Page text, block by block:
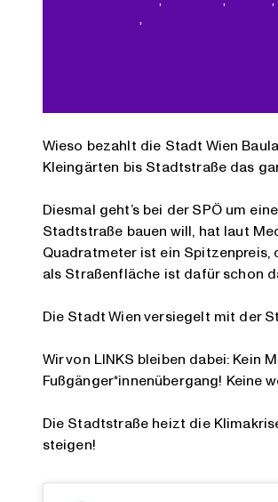
,
Wieso bezahlt die Stadt Wien
Kleingärten bis Stadtstraße das
Diesmal geht’s bei der SPÖ um
Stadtstraße bauen will, hat laut
Quadratmeter ist ein Spitzenpreis,
als Straßenfläche ist dafür schon
Die Stadt Wien versiegelt mit der
Wir von LINKS bleiben dabei: Kein
Fußgänger*innenübergang! Keine
Die Stadtstraße heizt die
steigen!